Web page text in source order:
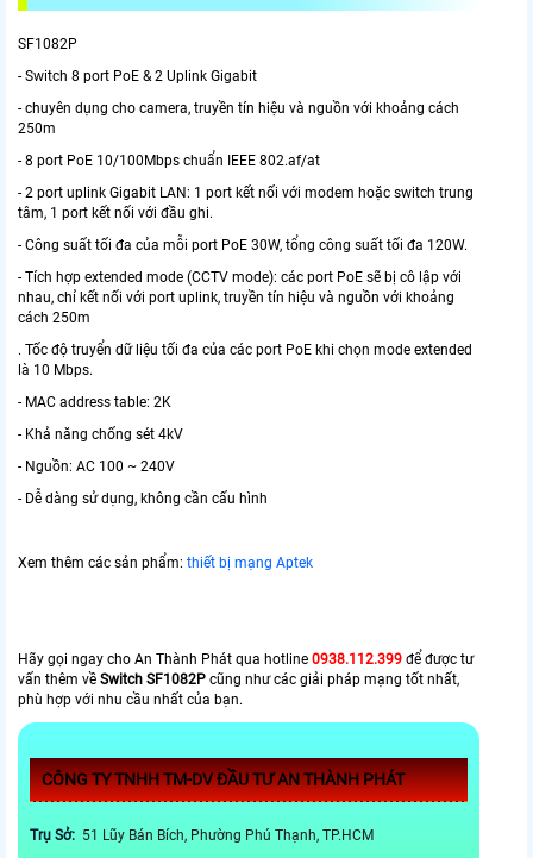
SF1082P
- Switch 8 port PoE & 2 Uplink Gigabit
- chuyên dụng cho camera, truyền tín hiệu và nguồn với khoảng cách
250m
- 8 port PoE 10/100Mbps chuẩn IEEE 802.af/at
- 2 port uplink Gigabit LAN: 1 port kết nối với modem hoặc switch trung
tâm, 1 port kết nối với đầu ghi.
- Công suất tối đa của mỗi port PoE 30W, tổng công suất tối đa 120W.
- Tích hợp extended mode (CCTV mode): các port PoE sẽ bị cô lập với
nhau, chỉ kết nối với port uplink, truyền tín hiệu và nguồn với khoảng
cách 250m
. Tốc độ truyển dữ liệu tối đa của các port PoE khi chọn mode extended
là 10 Mbps.
- MAC address table: 2K
- Khả năng chống sét 4kV
- Nguồn: AC 100 ~ 240V
- Dễ dàng sử dụng, không cần cấu hình
Xem thêm các sản phẩm: thiết bị mạng Aptek
Hãy gọi ngay cho An Thành Phát qua hotline 0938.112.399 để được tư
vấn thêm về Switch SF1082P cũng như các giải pháp mạng tốt nhất,
phù hợp với nhu cầu nhất của bạn.
CÔNG TY TNHH TM-DV ĐẦU TƯ AN THÀNH PHÁT
Trụ Sở: 51 Lũy Bán Bích, Phường Phú Thạnh, TP.HCM